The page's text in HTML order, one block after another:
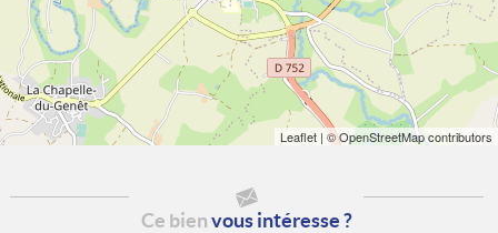
Leaflet | © OpenStreetMap contributors
Ce bienvous intéresse ?